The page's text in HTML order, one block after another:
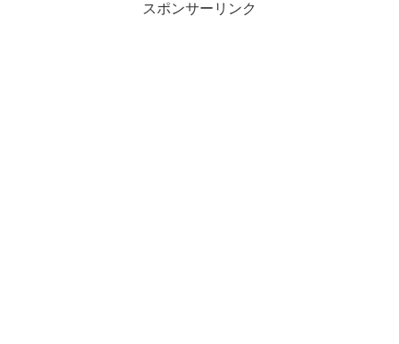
スポンサーリンク